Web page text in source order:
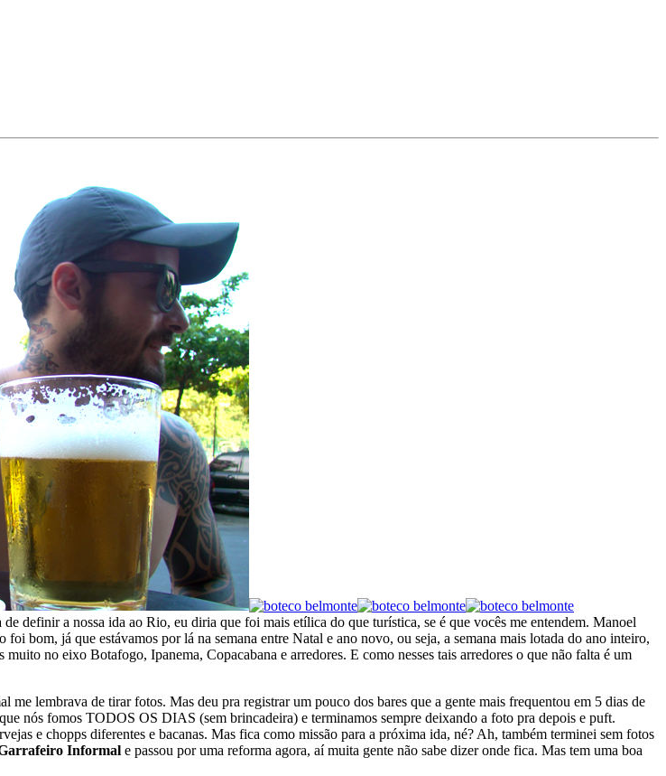
de definir a nossa ida ao Rio, eu diria que foi mais etílica do que turística, se é que vocês me entendem. Manoel
bom, já que estávamos por lá na semana entre Natal e ano novo, ou seja, a semana mais lotada do ano inteiro,
no eixo Botafogo, Ipanema, Copacabana e arredores. E como nesses tais arredores o que não falta é um
lembrava de tirar fotos. Mas deu pra registrar um pouco dos bares que a gente mais frequentou em 5 dias de
nós fomos TODOS OS DIAS (sem brincadeira) e terminamos sempre deixando a foto pra depois e puft.
e chopps diferentes e bacanas. Mas fica como missão para a próxima ida, né? Ah, também terminei sem fotos
Informal e passou por uma reforma agora, aí muita gente não sabe dizer onde fica. Mas tem uma boa